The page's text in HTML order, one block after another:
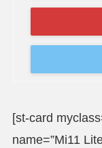
[st-card
name=”Mi11